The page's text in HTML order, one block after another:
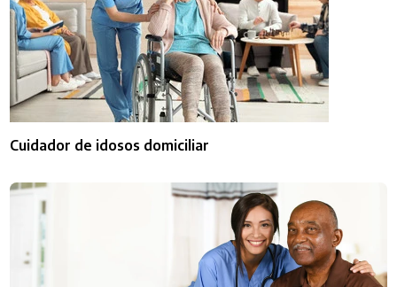
Cuidador de idosos domiciliar